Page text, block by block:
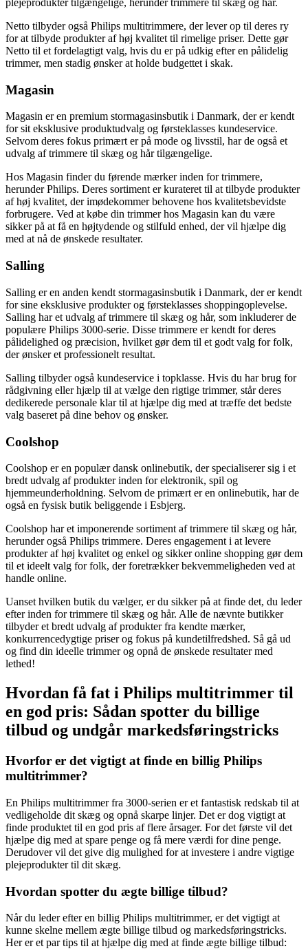
plejeprodukter tilgængelige, herunder trimmere til skæg og hår.
Netto tilbyder også Philips multitrimmere, der lever op til deres ry
for at tilbyde produkter af høj kvalitet til rimelige priser. Dette gør
Netto til et fordelagtigt valg, hvis du er på udkig efter en pålidelig
trimmer, men stadig ønsker at holde budgettet i skak.
Magasin
Magasin er en premium stormagasinsbutik i Danmark, der er kendt
for sit eksklusive produktudvalg og førsteklasses kundeservice.
Selvom deres fokus primært er på mode og livsstil, har de også et
udvalg af trimmere til skæg og hår tilgængelige.
Hos Magasin finder du førende mærker inden for trimmere,
herunder Philips. Deres sortiment er kurateret til at tilbyde produkter
af høj kvalitet, der imødekommer behovene hos kvalitetsbevidste
forbrugere. Ved at købe din trimmer hos Magasin kan du være
sikker på at få en højtydende og stilfuld enhed, der vil hjælpe dig
med at nå de ønskede resultater.
Salling
Salling er en anden kendt stormagasinsbutik i Danmark, der er kendt
for sine eksklusive produkter og førsteklasses shoppingoplevelse.
Salling har et udvalg af trimmere til skæg og hår, som inkluderer de
populære Philips 3000-serie. Disse trimmere er kendt for deres
pålidelighed og præcision, hvilket gør dem til et godt valg for folk,
der ønsker et professionelt resultat.
Salling tilbyder også kundeservice i topklasse. Hvis du har brug for
rådgivning eller hjælp til at vælge den rigtige trimmer, står deres
dedikerede personale klar til at hjælpe dig med at træffe det bedste
valg baseret på dine behov og ønsker.
Coolshop
Coolshop er en populær dansk onlinebutik, der specialiserer sig i et
bredt udvalg af produkter inden for elektronik, spil og
hjemmeunderholdning. Selvom de primært er en onlinebutik, har de
også en fysisk butik beliggende i Esbjerg.
Coolshop har et imponerende sortiment af trimmere til skæg og hår,
herunder også Philips trimmere. Deres engagement i at levere
produkter af høj kvalitet og enkel og sikker online shopping gør dem
til et ideelt valg for folk, der foretrækker bekvemmeligheden ved at
handle online.
Uanset hvilken butik du vælger, er du sikker på at finde det, du leder
efter inden for trimmere til skæg og hår. Alle de nævnte butikker
tilbyder et bredt udvalg af produkter fra kendte mærker,
konkurrencedygtige priser og fokus på kundetilfredshed. Så gå ud
og find din ideelle trimmer og opnå de ønskede resultater med
lethed!
Hvordan få fat i Philips multitrimmer til
en god pris: Sådan spotter du billige
tilbud og undgår markedsføringstricks
Hvorfor er det vigtigt at finde en billig Philips
multitrimmer?
En Philips multitrimmer fra 3000-serien er et fantastisk redskab til at
vedligeholde dit skæg og opnå skarpe linjer. Det er dog vigtigt at
finde produktet til en god pris af flere årsager. For det første vil det
hjælpe dig med at spare penge og få mere værdi for dine penge.
Derudover vil det give dig mulighed for at investere i andre vigtige
plejeprodukter til dit skæg.
Hvordan spotter du ægte billige tilbud?
Når du leder efter en billig Philips multitrimmer, er det vigtigt at
kunne skelne mellem ægte billige tilbud og markedsføringstricks.
Her er et par tips til at hjælpe dig med at finde ægte billige tilbud: